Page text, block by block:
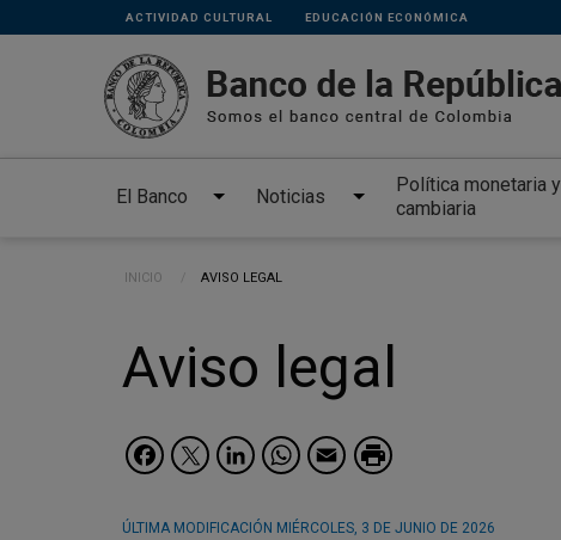
Pasar al contenido principal
Links
secundarios
ACTIVIDAD CULTURAL EDUCACIÓN ECONÓMICA
El Banco Noticias
Política monetaria y
cambiaria
Ruta de navegación
INICIO CURRENT:
AVISO LEGAL
Aviso legal
Facebook
Twitter
LinkedIn
WhatsApp
Email
ÚLTIMA MODIFICACIÓN MIÉRCOLES, 3 DE JUNIO DE 2026